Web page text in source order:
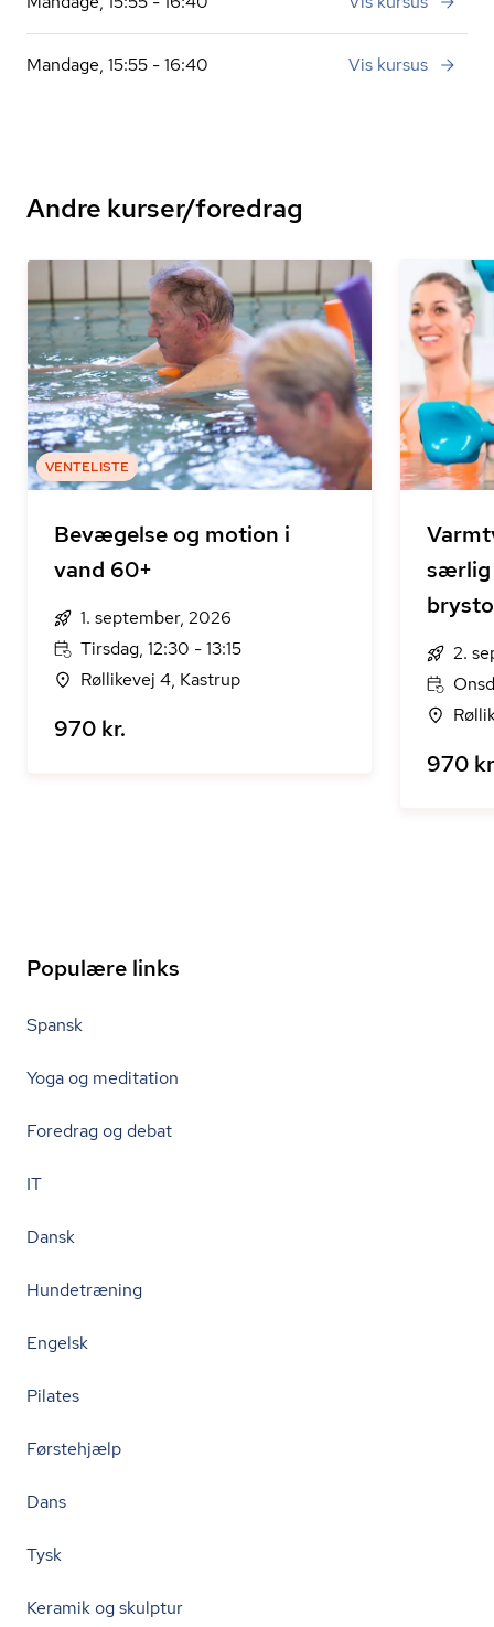
Mandage, 15:55 - 16:40 Vis kursus
Andre kurser/foredrag
VENTELISTE
Bevægelse og motion i
vand 60+
1. september, 2026
Tirsdag, 12:30 - 13:15
Røllikevej 4, Kastrup
970 kr.
særlig
2.
970
Populære links
Spansk
Yoga og meditation
Foredrag og debat
IT
Dansk
Hundetræning
Engelsk
Pilates
Førstehjælp
Dans
Tysk
Keramik og skulptur